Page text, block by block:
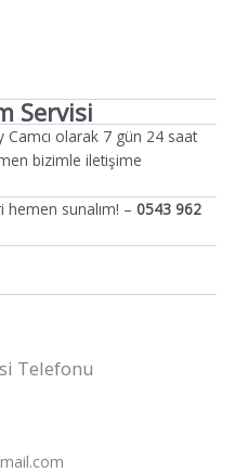
Servisi
Camcı olarak 7 gün 24 saat
bizimle iletişime
hemen sunalım! – 0543 962
Telefonu